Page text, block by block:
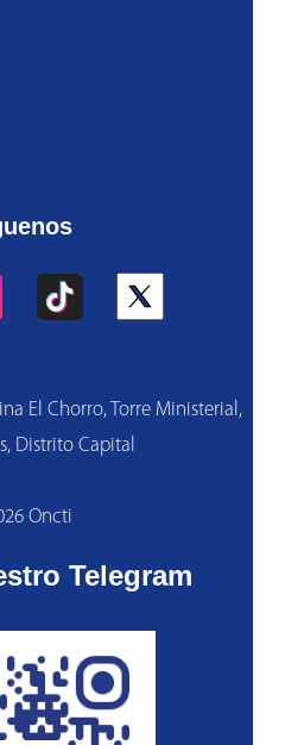
El Chorro, Torre Ministerial,
Distrito Capital
Oncti
Telegram